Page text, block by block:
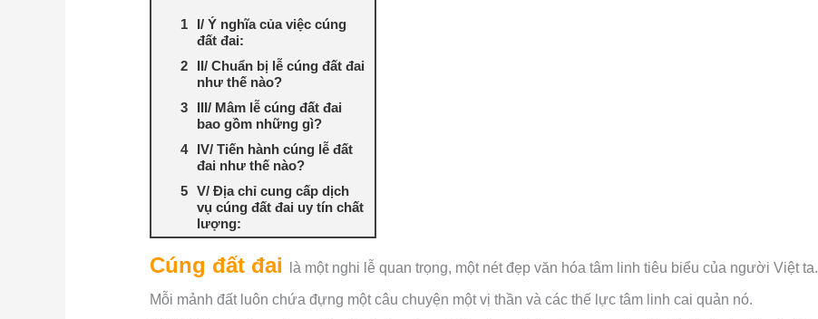
I/ Ý nghĩa của việc cúng
đất đai:
II/ Chuẩn bị lễ cúng đất đai
như thế nào?
III/ Mâm lễ cúng đất đai
bao gồm những gì?
IV/ Tiến hành cúng lễ đất
đai như thế nào?
V/ Địa chỉ cung cấp dịch
vụ cúng đất đai uy tín chất
lượng:
Cúng đất đai là một nghi lễ quan trọng, một nét đẹp văn hóa tâm linh tiêu biểu của người Việt ta.
Mỗi mảnh đất luôn chứa đựng một câu chuyện một vị thần và các thế lực tâm linh cai quản nó.